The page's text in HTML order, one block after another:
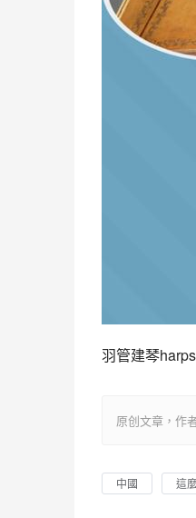
羽管建琴
原创文章，作
中國 這